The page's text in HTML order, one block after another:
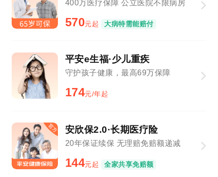
400万医疗保障 公立医院不限病房
570元起 大病特需能赔付
平安e生福·少儿重疾
守护孩子健康，最高69万保障
174元/年起
安欣保2.0·长期医疗险
20年保证续保 无理赔免赔额递减
144元起 全家共享免赔额